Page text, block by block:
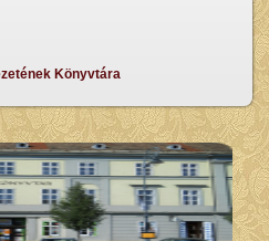
Könyvtára